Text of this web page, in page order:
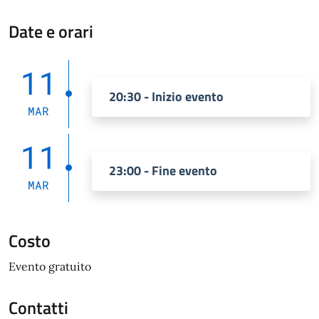
Date e orari
11
MAR
20:30 - Inizio evento
11
MAR
23:00 - Fine evento
Costo
Evento gratuito
Contatti